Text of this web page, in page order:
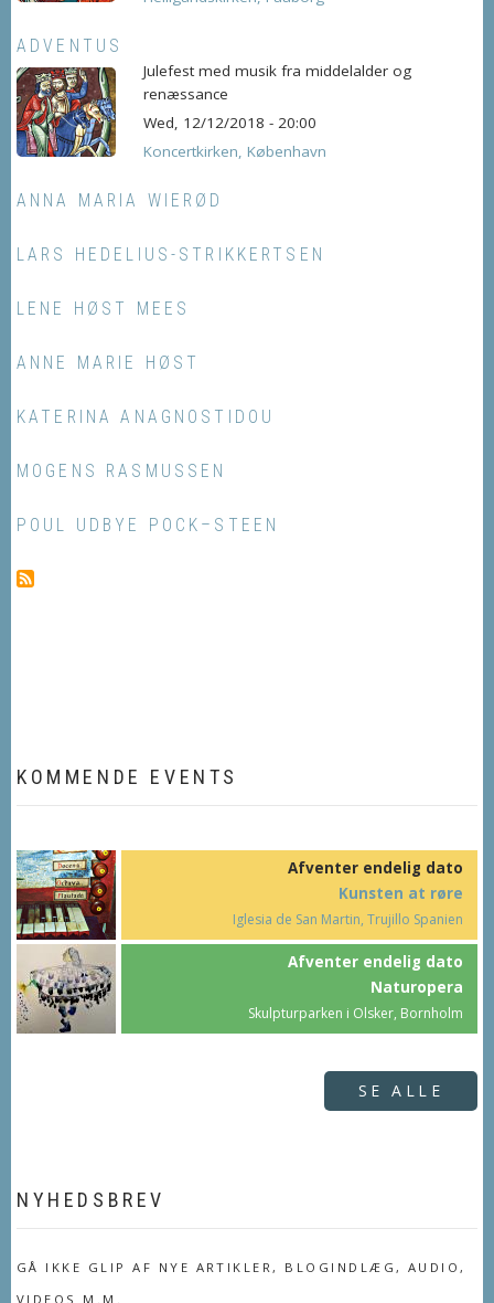
ADVENTUS
Julefest med musik fra middelalder og
renæssance
Wed, 12/12/2018 - 20:00
Koncertkirken, København
ANNA MARIA WIERØD
LARS HEDELIUS-STRIKKERTSEN
LENE HØST MEES
ANNE MARIE HØST
KATERINA ANAGNOSTIDOU
MOGENS RASMUSSEN
POUL UDBYE POCK–STEEN
KOMMENDE EVENTS
Afventer endelig dato
Kunsten at røre
Iglesia de San Martin, Trujillo Spanien
Afventer endelig dato
Naturopera
Skulpturparken i Olsker, Bornholm
SE ALLE
NYHEDSBREV
GÅ IKKE GLIP AF NYE ARTIKLER, BLOGINDLÆG, AUDIO,
VIDEOS M.M.